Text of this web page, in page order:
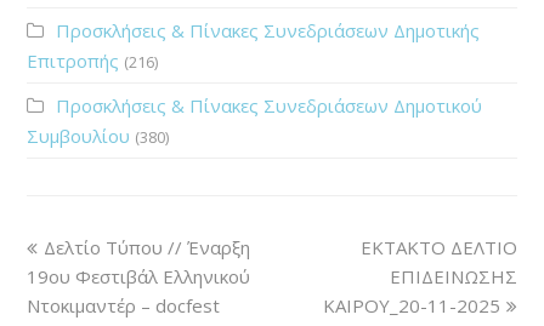
Προσκλήσεις & Πίνακες Συνεδριάσεων Δημοτικής
Επιτροπής (216)
Προσκλήσεις & Πίνακες Συνεδριάσεων Δημοτικού
Συμβουλίου (380)
Δελτίο Τύπου // Έναρξη
19ου Φεστιβάλ Ελληνικού
Ντοκιμαντέρ – docfest
ΕΚΤΑΚΤΟ ΔΕΛΤΙΟ
ΕΠΙΔΕΙΝΩΣΗΣ
ΚΑΙΡΟΥ_20-11-2025